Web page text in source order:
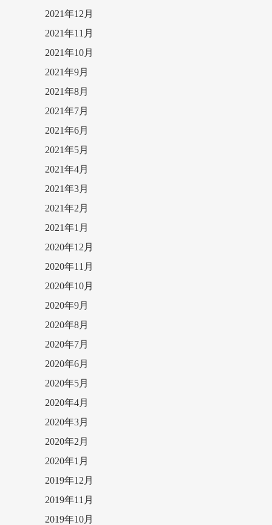
2021年12月
2021年11月
2021年10月
2021年9月
2021年8月
2021年7月
2021年6月
2021年5月
2021年4月
2021年3月
2021年2月
2021年1月
2020年12月
2020年11月
2020年10月
2020年9月
2020年8月
2020年7月
2020年6月
2020年5月
2020年4月
2020年3月
2020年2月
2020年1月
2019年12月
2019年11月
2019年10月